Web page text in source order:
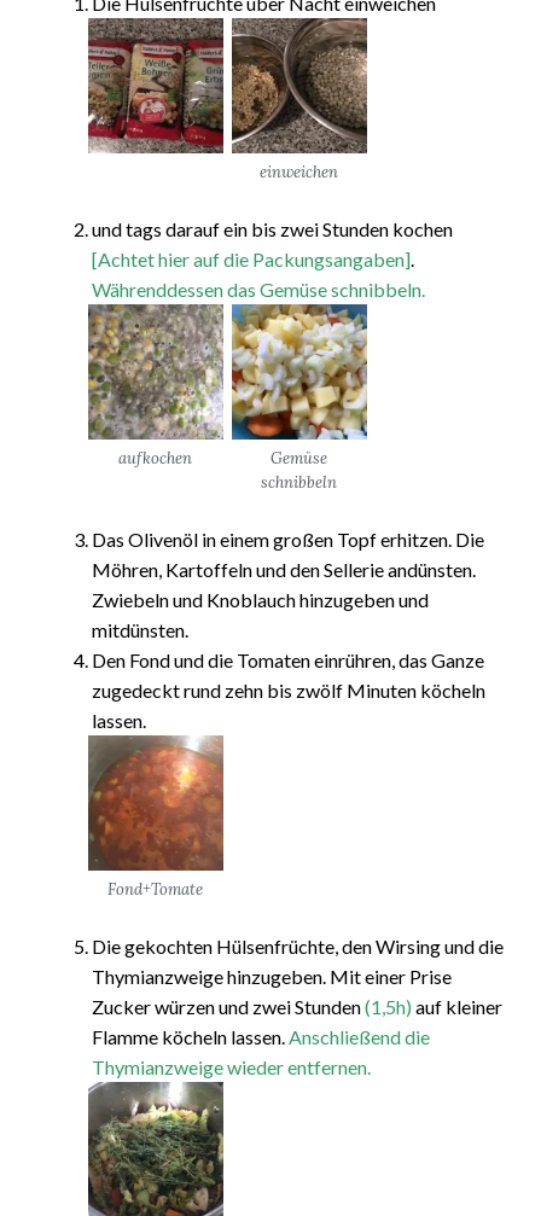
einweichen
und tags darauf ein bis zwei Stunden kochen
[Achtet hier auf die Packungsangaben].
Währenddessen das Gemüse schnibbeln.
aufkochen
Gemüse
schnibbeln
Das Olivenöl in einem großen Topf erhitzen. Die
Möhren, Kartoffeln und den Sellerie andünsten.
Zwiebeln und Knoblauch hinzugeben und
mitdünsten.
Den Fond und die Tomaten einrühren, das Ganze
zugedeckt rund zehn bis zwölf Minuten köcheln
lassen.
Fond+Tomate
Die gekochten Hülsenfrüchte, den Wirsing und die
Thymianzweige hinzugeben. Mit einer Prise
Zucker würzen und zwei Stunden(1,5h) auf kleiner
Flamme köcheln lassen.Anschließend die
Thymianzweige wieder entfernen.